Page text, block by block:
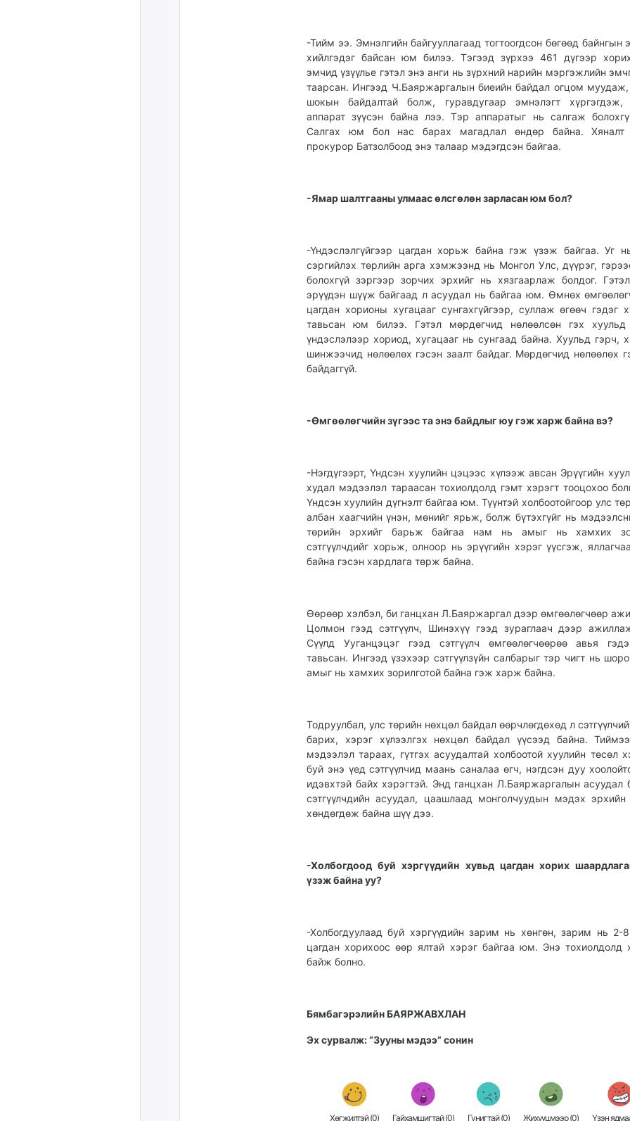
-Тийм ээ. Эмнэлгийн байгууллагаад тогтоогдсон бөгөөд байнгын
хийлгэдэг байсан юм билээ. Тэгээд зүрхээ 461 дүгээр
эмчид үзүүлье гэтэл энэ анги нь зүрхний нарийн мэргэжлийн
таарсан. Ингээд Ч.Баяржаргалын биеийн байдал огцом муудаж,
шокын байдалтай болж, гуравдугаар эмнэлэгт хүргэгдэж,
аппарат зүүсэн байна лээ. Тэр аппаратыг нь салгаж
Салгах юм бол нас барах магадлал өндөр байна. Хяналт
прокурор Батзолбоод энэ талаар мэдэгдсэн байгаа.
-Ямар шалтгааны улмаас өлсгөлөн зарласан юм бол?
-Үндэслэлгүйгээр цагдан хорьж байна гэж үзэж байгаа. Уг
сэргийлэх төрлийн арга хэмжээнд нь Монгол Улс, дүүрэг,
болохгүй зэргээр зорчих эрхийг нь хязгаарлаж болдог.
эрүүдэн шүүж байгаад л асуудал нь байгаа юм. Өмнөх
цагдан хорионы хугацааг сунгахгүйгээр, суллаж өгөөч гэдэг
тавьсан юм билээ. Гэтэл мөрдөгчид нөлөөлсөн гэх хуульд
үндэслэлээр хориод, хугацааг нь сунгаад байна. Хуульд гэрч,
шинжээчид нөлөөлөх гэсэн заалт байдаг. Мөрдөгчид нөлөөлөх
байдаггүй.
-Өмгөөлөгчийн зүгээс та энэ байдлыг юу гэж харж байна вэ?
-Нэгдүгээрт, Үндсэн хуулийн цэцээс хүлээж авсан Эрүүгийн
худал мэдээлэл тараасан тохиолдолд гэмт хэрэгт тооцохоо
Үндсэн хуулийн дүгнэлт байгаа юм. Түүнтэй холбоотойгоор улс
албан хаагчийн үнэн, мөнийг ярьж, болж бүтэхгүйг нь
төрийн эрхийг барьж байгаа нам нь амыг нь хамхих
сэтгүүлчдийг хорьж, олноор нь эрүүгийн хэрэг үүсгэж,
байна гэсэн хардлага төрж байна.
Өөрөөр хэлбэл, би ганцхан Л.Баяржаргал дээр өмгөөлөгчөөр
Цолмон гээд сэтгүүлч, Шинэхүү гээд зураглаач дээр
Сүүлд Ууганцэцэг гээд сэтгүүлч өмгөөлөгчөөрөө авья
тавьсан. Ингээд үзэхээр сэтгүүлзүйн салбарыг тэр чигт нь
амыг нь хамхих зорилготой байна гэж харж байна.
Тодруулбал, улс төрийн нөхцөл байдал өөрчлөгдөхөд л
барих, хэрэг хүлээлгэх нөхцөл байдал үүсээд байна.
мэдээлэл тараах, гүтгэх асуудалтай холбоотой хуулийн төсөл
буй энэ үед сэтгүүлчид маань саналаа өгч, нэгдсэн дуу
идэвхтэй байх хэрэгтэй. Энд ганцхан Л.Баяржаргалын асуудал
сэтгүүлчдийн асуудал, цаашлаад монголчуудын мэдэх эрхийн
хөндөгдөж байна шүү дээ.
-Холбогдоод буй хэргүүдийн хувьд цагдан хорих
үзэж байна уу?
-Холбогдуулаад буй хэргүүдийн зарим нь хөнгөн, зарим нь 2-
цагдан хорихоос өөр ялтай хэрэг байгаа юм. Энэ тохиолдолд
байж болно.
Бямбагэрэлийн БАЯРЖАВХЛАН
Эх сурвалж: “Зууны мэдээ” сонин
Хөгжилтэй (0) Гайхамшигтай (0) Гунигтай (0) Жихүүцмээр (0) Үзэн